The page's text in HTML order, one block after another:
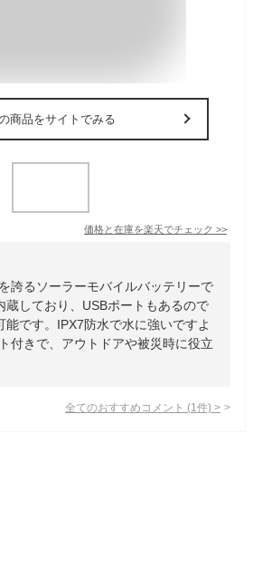
商品をサイトでみる
価格と在庫を楽天でチェック >>
誇るソーラーモバイルバッテリーで
蔵しており、USBポートもあるので
能です。IPX7防水で水に強いですよ
付きで、アウトドアや被災時に役立
全てのおすすめコメント (1 件) >